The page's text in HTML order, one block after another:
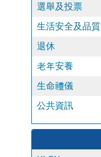
選舉及投票
生活安全及品質
退休
老年安養
生命禮儀
公共資訊